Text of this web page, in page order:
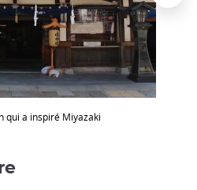
qui a inspiré Miyazaki